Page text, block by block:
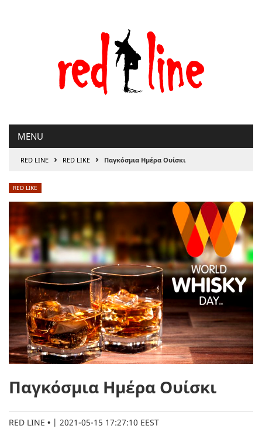
MENU
RED LINE › RED LIKE › Παγκόσμια Ημέρα Ουίσκι
RED LIKE
Παγκόσμια Ημέρα Ουίσκι
RED LINE | 2021-05-15 17:27:10 EEST